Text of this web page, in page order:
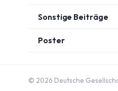
Sonstige Beiträge
Poster
© 2026 Deutsche